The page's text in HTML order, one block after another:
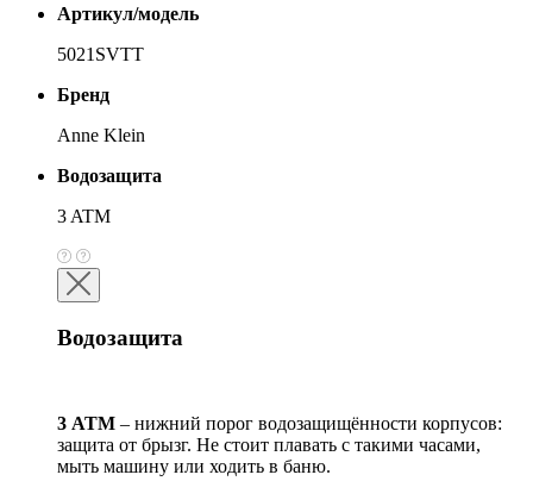
Артикул/модель
5021SVTT
Бренд
Anne Klein
Водозащита
3 ATM
Водозащита
3 АТМ – нижний порог водозащищённости корпусов:
защита от брызг. Не стоит плавать с такими часами,
мыть машину или ходить в баню.